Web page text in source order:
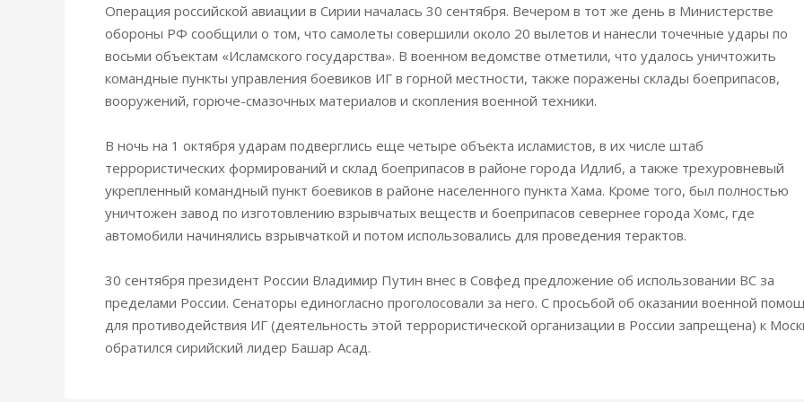
Операция российской авиации в Сирии началась 30 сентября. Вечером в тот же день в Министерстве
обороны РФ сообщили о том, что самолеты совершили около 20 вылетов и нанесли точечные удары по
восьми объектам «Исламского государства». В военном ведомстве отметили, что удалось уничтожить
командные пункты управления боевиков ИГ в горной местности, также поражены склады боеприпасов,
вооружений, горюче-смазочных материалов и скопления военной техники.
В ночь на 1 октября ударам подверглись еще четыре объекта исламистов, в их числе штаб
террористических формирований и склад боеприпасов в районе города Идлиб, а также трехуровневый
укрепленный командный пункт боевиков в районе населенного пункта Хама. Кроме того, был полностью
уничтожен завод по изготовлению взрывчатых веществ и боеприпасов севернее города Хомс, где
автомобили начинялись взрывчаткой и потом использовались для проведения терактов.
30 сентября президент России Владимир Путин внес в Совфед предложение об использовании ВС за
пределами России. Сенаторы единогласно проголосовали за него. С просьбой об оказании военной
для противодействия ИГ (деятельность этой террористической организации в России запрещена) к
обратился сирийский лидер Башар Асад.